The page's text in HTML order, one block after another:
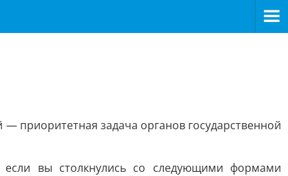
приоритетная задача органов государственной
если вы столкнулись со следующими формами